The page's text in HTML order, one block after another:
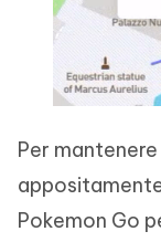
Per
Pokemon Go